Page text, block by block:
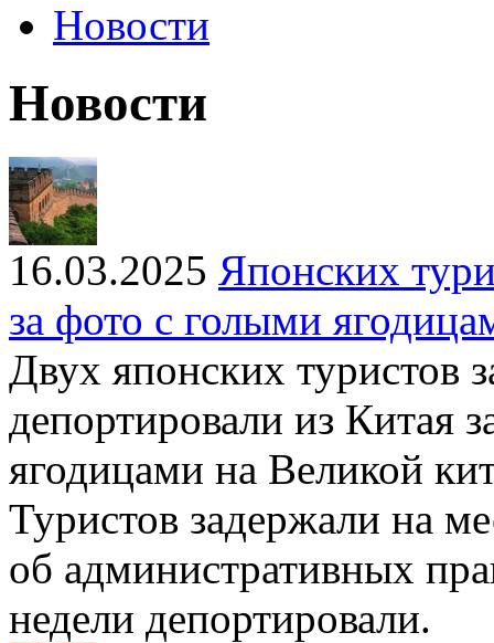
Новости
Новости
16.03.2025 Японских
за фото с голыми
Двух японских туристов
депортировали из Китая
ягодицами на Великой
Туристов задержали на
об административных
недели депортировали.